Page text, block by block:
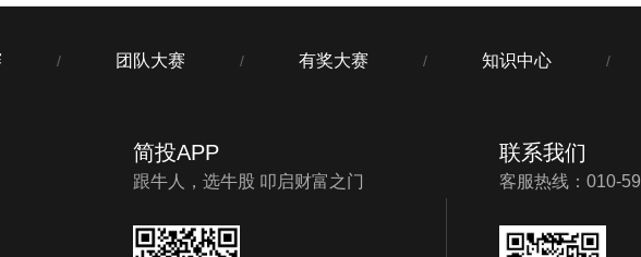
/ 团队大赛 / 有奖大赛 / 知识中心 /
简投APP
跟牛人，选牛股 叩启财富之门
联系我们
客服热线：010-